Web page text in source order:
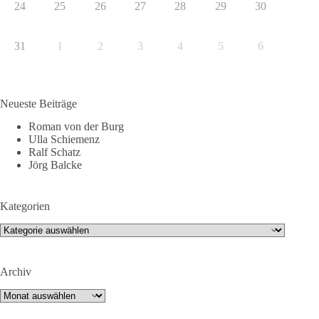
24 25 26 27 28 29 30
31 1 2 3 4 5 6
Neueste Beiträge
Roman von der Burg
Ulla Schiemenz
Ralf Schatz
Jörg Balcke
Kategorien
Kategorien
Archiv
Archiv